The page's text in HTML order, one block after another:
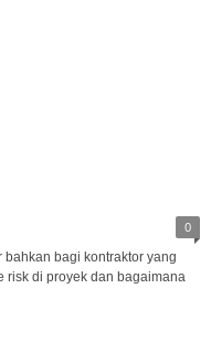
0
bagi kontraktor yang
risk di proyek dan bagaimana